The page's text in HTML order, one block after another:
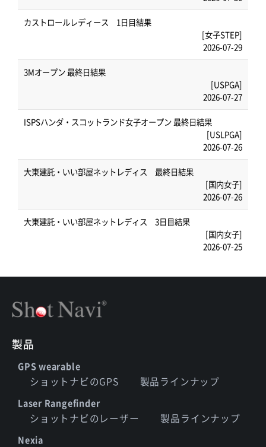
カストロールレディース 1日目結果
[女子STEP]
2026-07-29
3Mオープン 最終日結果
[USPGA]
2026-07-27
ISPSハンダ・スコットランド女子オープン 最終日結果
[USLPGA]
2026-07-26
大東建託・いい部屋ネットレディス 最終日結果
[国内女子]
2026-07-26
大東建託・いい部屋ネットレディス 3日目結果
[国内女子]
2026-07-25
製品
GPS wearable
ショットナビのGPS 製品ラインナップ
Laser Rangefinder
ショットナビのレーザー 製品ラインナップ
Nexia